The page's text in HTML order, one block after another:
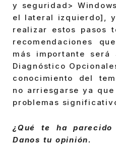
y seguridad>
el lateral izquierdo], y
realizar estos pasos
recomendaciones
más importante
Diagnóstico
conocimiento del
no arriesgarse ya
problemas
¿Qué te ha
Danos tu opinión.